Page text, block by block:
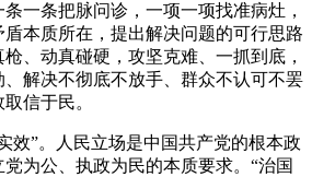
一条把脉问诊，一项一项找准病灶，
本质所在，提出解决问题的可行思路
、动真碰硬，攻坚克难、一抓到底，
解决不彻底不放手、群众不认可不罢
信于民。
效”。人民立场是中国共产党的根本政
为公、执政为民的本质要求。“治国